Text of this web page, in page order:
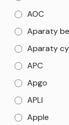
AOC
Aparaty
Aparaty
APC
Apgo
APLI
Apple